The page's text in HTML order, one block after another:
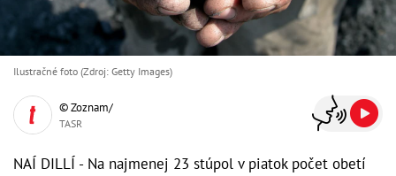
Ilustračné foto (Zdroj: Getty Images)
© Zoznam/
TASR
NAÍ DILLÍ - Na najmenej 23 stúpol v piatok počet obetí